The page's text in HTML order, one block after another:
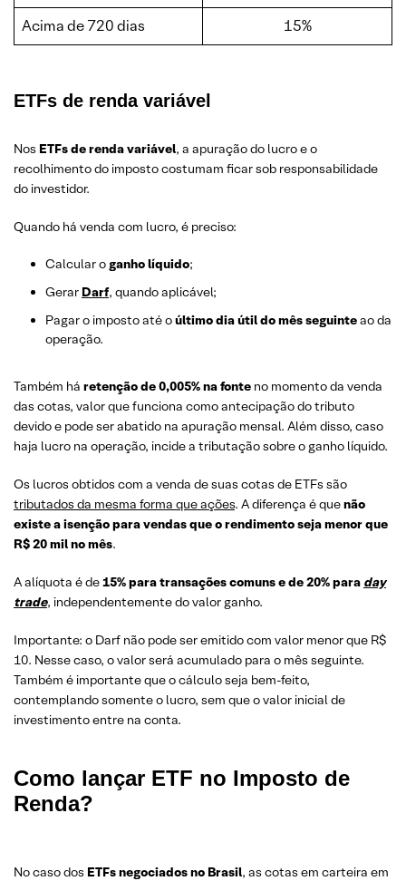
Acima de 720 dias
15%
ETFs de renda variável
Nos ETFs de renda variável, a apuração do lucro e o
recolhimento do imposto costumam ficar sob responsabilidade
do investidor.
Quando há venda com lucro, é preciso:
Calcular o ganho líquido;
Gerar Darf, quando aplicável;
Pagar o imposto até oúltimo dia útil do mês seguinteao da
operação.
Também há retenção de 0,005% na fonte no momento da venda
das cotas, valor que funciona como antecipação do tributo
devido e pode ser abatido na apuração mensal. Além disso, caso
haja lucro na operação, incide a tributação sobre o ganho líquido.
Os lucros obtidos com a venda de suas cotas de ETFs são
tributados da mesma forma que ações. A diferença é quenão
existe a isenção para vendas que o rendimento seja menor que
R$ 20 mil no mês.
A alíquota é de15% para transações comuns e de 20% para day
trade, independentemente do valor ganho.
Importante: o Darf não pode ser emitido com valor menor que R$
10. Nesse caso, o valor será acumulado para o mês seguinte.
Também é importante que o cálculo seja bem-feito,
contemplando somente o lucro, sem que o valor inicial de
investimento entre na conta.
Como lançar ETF no Imposto de
Renda?
No caso dos ETFs negociados no Brasil, as cotas em carteira em